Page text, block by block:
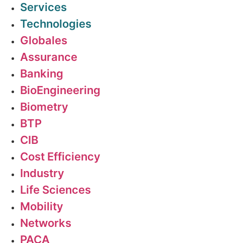
Services
Technologies
Globales
Assurance
Banking
BioEngineering
Biometry
BTP
CIB
Cost Efficiency
Industry
Life Sciences
Mobility
Networks
PACA